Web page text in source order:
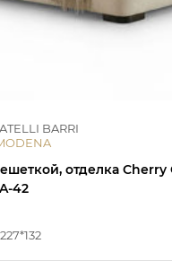
BARRI
отделка Cherry
42